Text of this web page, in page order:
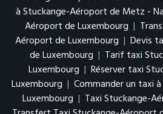
à Stuckange-Aéroport de Metz -
Aéroport de Luxembourg |
Aéroport de Luxembourg | Devis
de Luxembourg | Tarif taxi
Luxembourg | Réserver taxi
Luxembourg | Commander un taxi
Luxembourg | Taxi Stuckange-